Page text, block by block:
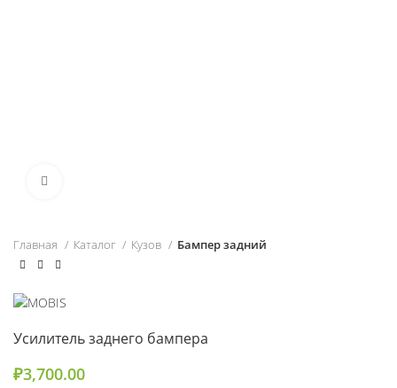
Главная Каталог Кузов Бампер задний
Усилитель заднего бампера
₽3,700.00